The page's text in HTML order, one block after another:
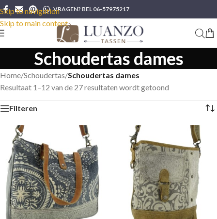
Skip to navigation
Skip to main content
VRAGEN? BEL 06-57975217
Schoudertas dames
Home/Schoudertas/Schoudertas dames
Resultaat 1–12 van de 27 resultaten wordt getoond
Filteren